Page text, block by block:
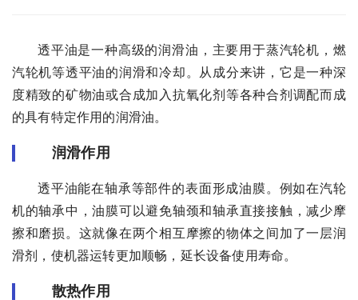
透平油是一种高级的润滑油，主要用于蒸汽轮机，燃
汽轮机等透平油的润滑和冷却。从成分来讲，它是一种深
度精致的矿物油或合成加入抗氧化剂等各种合剂调配而成
的具有特定作用的润滑油。
润滑作用
透平油能在轴承等部件的表面形成油膜。例如在汽轮
机的轴承中，油膜可以避免轴颈和轴承直接接触，减少摩
擦和磨损。这就像在两个相互摩擦的物体之间加了一层润
滑剂，使机器运转更加顺畅，延长设备使用寿命。
散热作用